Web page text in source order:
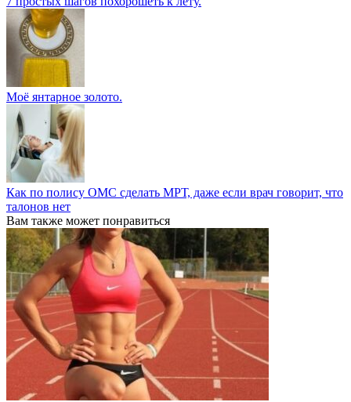
Моё янтарное золото.
Как по полису ОМС сделать МРТ, даже если врач говорит, что
талонов нет
Вам также может понравиться